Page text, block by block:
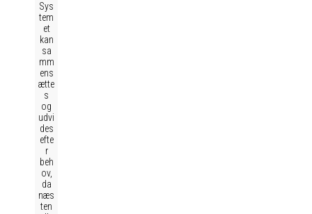
Sys
tem
et
kan
sa
mm
ens
ætte
s
og
udvi
des
efte
r
beh
ov,
da
næs
ten